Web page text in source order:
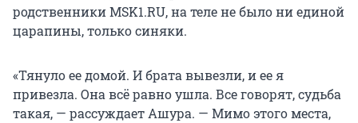
родственники MSK1.RU, на теле не было ни единой
царапины, только синяки.
«Тянуло ее домой. И брата вывезли, и ее я
привезла. Она всё равно ушла. Все говорят, судьба
такая, — рассуждает Ашура. — Мимо этого места,